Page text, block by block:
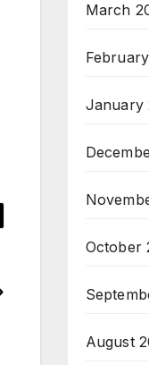
March
January
October
August